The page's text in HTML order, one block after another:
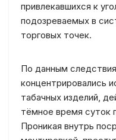
привлекавшихся к
подозреваемых в
торговых точек.
По данным
концентрировались
табачных изделий,
тёмное время суток
Проникая внутрь